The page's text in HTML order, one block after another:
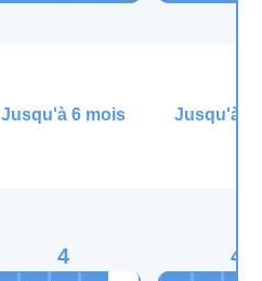
Jusqu'à 6 mois Jusqu'à 3
4 4